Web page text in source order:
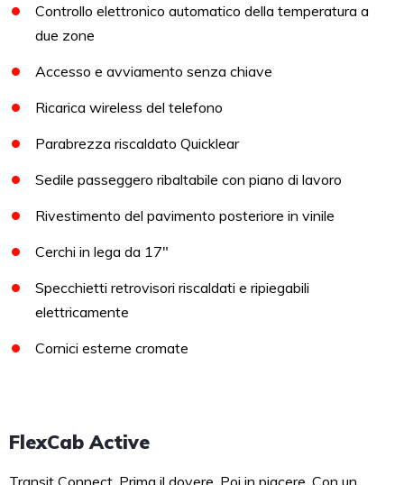
Controllo elettronico automatico della temperatura a
due zone
Accesso e avviamento senza chiave
Ricarica wireless del telefono
Parabrezza riscaldato Quicklear
Sedile passeggero ribaltabile con piano di lavoro
Rivestimento del pavimento posteriore in vinile
Cerchi in lega da 17″
Specchietti retrovisori riscaldati e ripiegabili
elettricamente
Cornici esterne cromate
FlexCab Active
Transit Connect. Prima il dovere. Poi in piacere. Con un